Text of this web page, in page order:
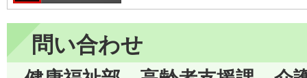
問い合わせ